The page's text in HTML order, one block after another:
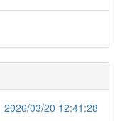
2026/03/20 12:41:28